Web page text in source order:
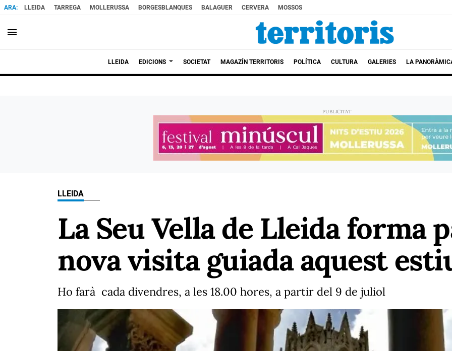
LLEIDA TARREGA MOLLERUSSA BORGESBLANQUES BALAGUER CERVERA MOSSOS
menu
LLEIDA EDICIONS SOCIETAT MAGAZÍN TERRITORIS POLÍTICA CULTURA GALERIES LA
LLEIDA
La Seu Vella de Lleida forma
nova visita guiada aquest
Ho farà cada divendres, a les 18.00 hores, a partir del 9 de juliol